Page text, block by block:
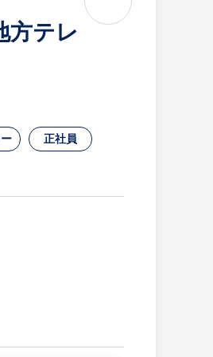
方テレ
正社員